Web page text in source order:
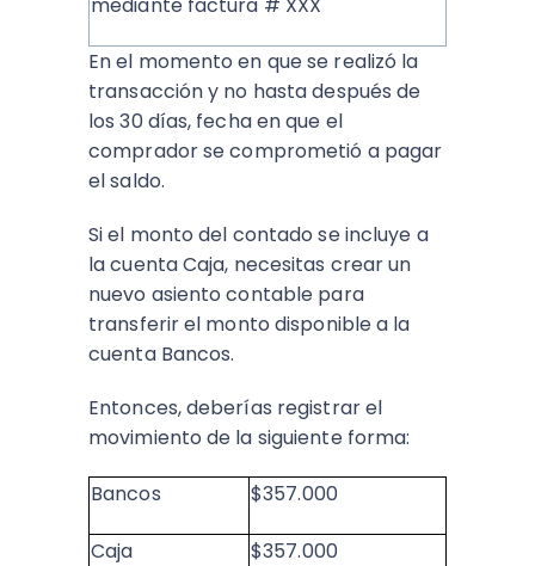
En el momento en que se realizó la
transacción y no hasta después de
los 30 días, fecha en que el
comprador se comprometió a pagar
el saldo.
Si el monto del contado se incluye a
la cuenta Caja, necesitas crear un
nuevo asiento contable para
transferir el monto disponible a la
cuenta Bancos.
Entonces, deberías registrar el
movimiento de la siguiente forma:
Bancos $357.000
Caja $357.000